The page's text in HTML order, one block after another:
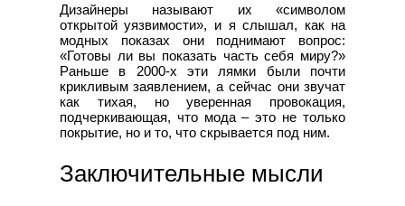
Дизайнеры называют их «символом
открытой уязвимости», и я слышал, как на
модных показах они поднимают вопрос:
«Готовы ли вы показать часть себя миру?»
Раньше в 2000‑х эти лямки были почти
крикливым заявлением, а сейчас они звучат
как тихая, но уверенная провокация,
подчеркивающая, что мода – это не только
покрытие, но и то, что скрывается под ним.
Заключительные мысли